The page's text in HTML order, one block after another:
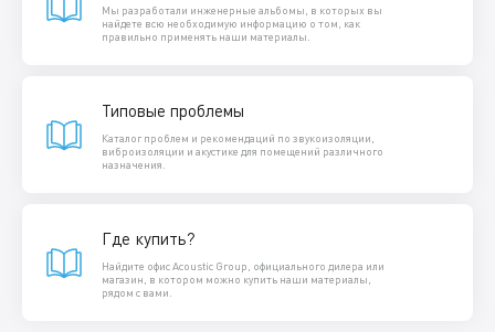
Мы разработали инженерные альбомы, в которых вы
найдете всю необходимую информацию о том, как
правильно применять наши материалы.
Типовые проблемы
Каталог проблем и рекомендаций по звукоизоляции,
виброизоляции и акустике для помещений различного
назначения.
Где купить?
Найдите офис Acoustic Group, официального дилера или
магазин, в котором можно купить наши материалы,
рядом с вами.